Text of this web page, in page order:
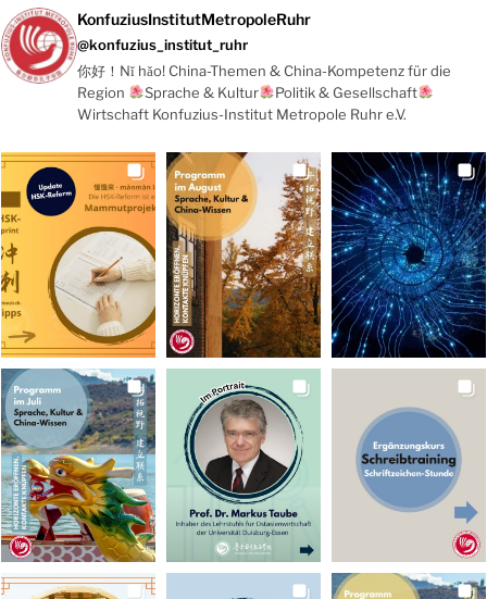
KonfuziusInstitutMetropoleRuhr
@konfuzius_institut_ruhr
你好！Nǐ hǎo! China-Themen & China-Kompetenz für die
Region
Sprache & Kultur
Politik & Gesellschaft
Wirtschaft Konfuzius-Institut Metropole Ruhr e.V.